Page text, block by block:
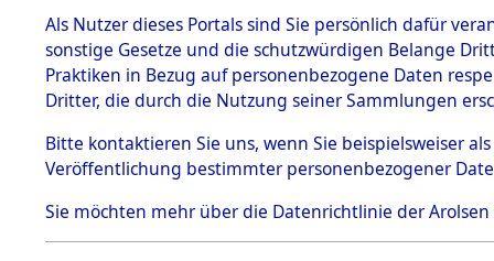
1.2.9.1
Effekten aus
dem KZ
Dachau
Effekten aus
dem KZ
Dachau,
Landesentsch
ädigungsamt
Land
Niederlande
Die Personalien des
wurden nach der
Inventarisierung und
Als Nutzer dieses Portals sind Sie persönlich dafür
sonstige Gesetze und die schutzwürdigen Belange
Praktiken in Bezug auf personenbezogene Daten
Dritter, die durch die Nutzung seiner Sammlungen
Bitte kontaktieren Sie uns, wenn Sie beispielsweiser
Veröffentlichung bestimmter personenbezogener
Sie möchten mehr über die Datenrichtlinie der Arolsen